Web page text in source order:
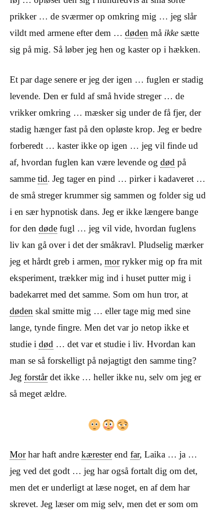
prikker … de sværmer op omkring mig … jeg slår
vildt med armene efter dem … døden må ikke sætte
sig på mig. Så løber jeg hen og kaster op i hækken.
Et par dage senere er jeg der igen … fuglen er stadig
levende. Den er fuld af små hvide streger … de
vrikker omkring … mæsker sig under de få fjer, der
stadig hænger fast på den opløste krop. Jeg er bedre
forberedt … kaster ikke op igen … jeg vil finde ud
af, hvordan fuglen kan være levende og død på
samme tid. Jeg tager en pind … pirker i kadaveret …
de små streger krummer sig sammen og folder sig ud
i en sær hypnotisk dans. Jeg er ikke længere bange
for den døde fugl … jeg vil vide, hvordan fuglens
liv kan gå over i det der småkravl. Pludselig mærker
jeg et hårdt greb i armen, morrykker mig op fra mit
eksperiment, trækker mig ind i huset putter mig i
badekarret med det samme. Som om hun tror, at
døden skal smitte mig … eller tage mig med sine
lange, tynde fingre. Men det var jo netop ikke et
studie i død … det var et studie i liv. Hvordan kan
man se så forskelligt på nøjagtigt den samme ting?
Jeg forstårdet ikke … heller ikke nu, selv om jeg er
så meget ældre.
Morhar haft andre kæresterend far, Laika … ja …
jeg ved det godt … jeg har også fortalt dig om det,
men det er underligt at læse noget, en af dem har
skrevet. Jeg læser om mig selv, men det er som om